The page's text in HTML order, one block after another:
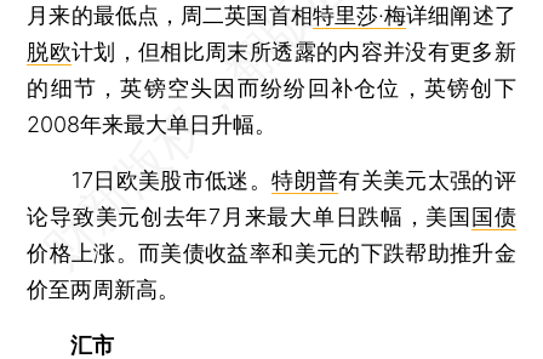
月来的最低点，周二英国首相特里莎·梅详细阐述了
脱欧计划，但相比周末所透露的内容并没有更多新
的细节，英镑空头因而纷纷回补仓位，英镑创下
2008年来最大单日升幅。
17日欧美股市低迷。特朗普有关美元太强的评
论导致美元创去年7月来最大单日跌幅，美国国债
价格上涨。而美债收益率和美元的下跌帮助推升金
价至两周新高。
汇市